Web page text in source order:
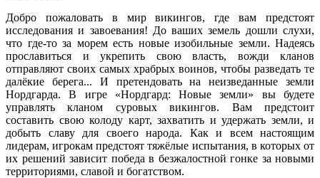
Добро пожаловать в мир викингов, где вам предстоят
исследования и завоевания! До ваших земель дошли слухи,
что где-то за морем есть новые изобильные земли. Надеясь
прославиться и укрепить свою власть, вожди кланов
отправляют своих самых храбрых воинов, чтобы разведать те
далёкие берега... И претендовать на неизведанные земли
Нордгарда. В игре «Нордгард: Новые земли» вы будете
управлять кланом суровых викингов. Вам предстоит
составить свою колоду карт, захватить и удержать земли, и
добыть славу для своего народа. Как и всем настоящим
лидерам, игрокам предстоят тяжёлые испытания, в которых от
их решений зависит победа в безжалостной гонке за новыми
территориями, славой и богатством.